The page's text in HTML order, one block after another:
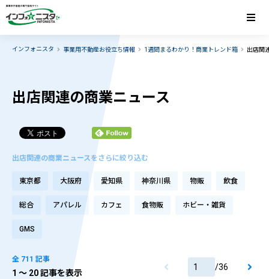
インフォニスタ 事業用不動産お役立ち情報 1週間まるわかり！商業トレンド箱 出店関
出店関連の商業ニュース
出店関連の商業ニュースをさらに絞り込む
東京都 大阪府 愛知県 神奈川県 物販 飲食
総合 アパレル カフェ 食物販 ホビー・雑貨
GMS
全 711 記事
1 〜 20 記事を表示
/36